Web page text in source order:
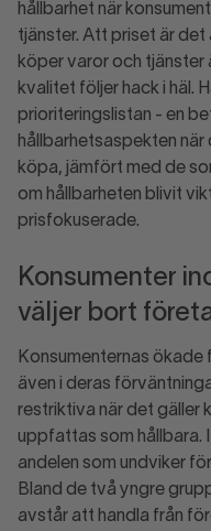
hållbarhet när
tjänster. Att priset är det
köper varor och tjänster
kvalitet följer hack i häl.
prioriteringslistan - en
hållbarhetsaspekten
köpa, jämfört med de
om hållbarheten blivit
prisfokuserade.
Konsumenter
väljer bort
Konsumenternas ökade
även i deras
restriktiva när det gäller
uppfattas som hållbara.
andelen som undviker
Bland de två yngre
avstår att handla från